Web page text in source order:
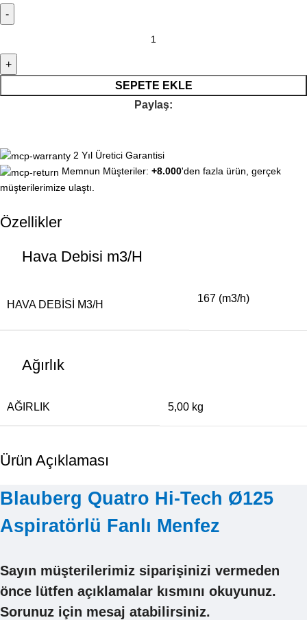
SEPETE EKLE
Paylaş:
2 Yıl Üretici Garantisi
Memnun Müşteriler: +8.000'den fazla ürün, gerçek
müşterilerimize ulaştı.
Özellikler
Hava Debisi m3/H
HAVA DEBISI M3/H
167 (m3/h)
Ağırlık
AĞIRLIK 5,00 kg
Ürün Açıklaması
Blauberg Quatro Hi-Tech Ø125
Aspiratörlü Fanlı Menfez
Sayın müşterilerimiz siparişinizi vermeden
önce lütfen açıklamalar kısmını okuyunuz.
Sorunuz için mesaj atabilirsiniz.